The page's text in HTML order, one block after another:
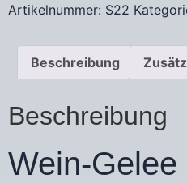
Artikelnummer: S22
Beschreibung
Beschreibung
Wein-Gelee